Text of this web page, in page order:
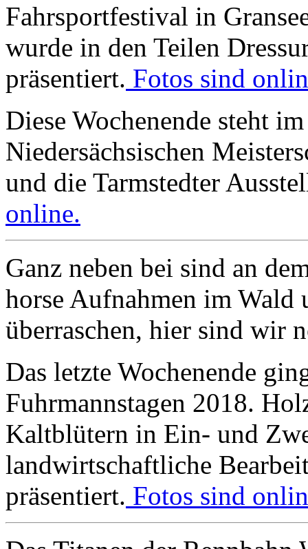
Fahrsportfestival in
wurde in den Teilen
präsentiert. Fotos sind
Diese Wochenende steht
Niedersächsischen
und die Tarmstedter
online.
Ganz neben bei sind an
horse Aufnahmen im Wald
überraschen, hier sind wir
Das letzte Wochenende
Fuhrmannstagen 2018.
Kaltblütern in Ein- und
landwirtschaftliche
präsentiert. Fotos sind